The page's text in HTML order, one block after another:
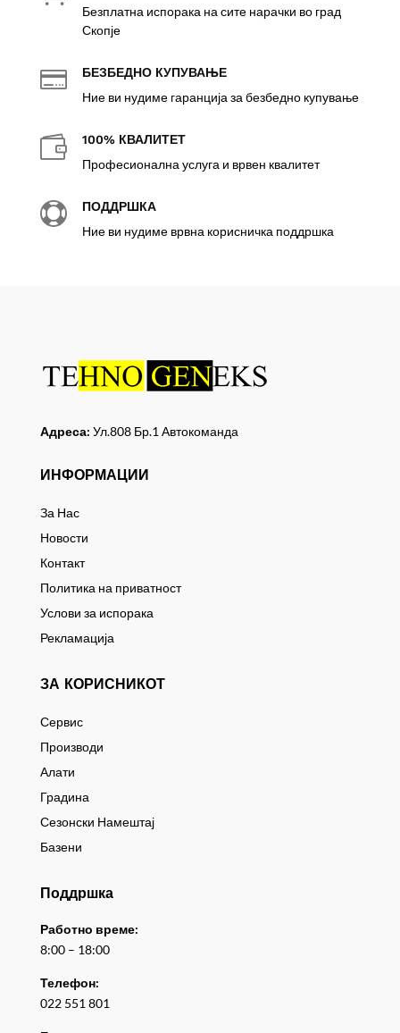
Безплатна испорака на сите нарачки во град
Скопје
 БЕЗБЕДНО КУПУВАЊЕ
Ние ви нудиме гаранција за безбедно купување
 100% КВАЛИТЕТ
Професионална услуга и врвен квалитет
 ПОДДРШКА
Ние ви нудиме врвна корисничка поддршка
Адреса: Ул.808 Бр.1 Автокоманда
ИНФОРМАЦИИ
За Нас
Новости
Контакт
Политика на приватност
Услови за испорака
Рекламација
ЗА КОРИСНИКОТ
Сервис
Производи
Алати
Градина
Сезонски Намештај
Базени
Поддршка
Работно време:
8:00 – 18:00
Телефон:
022 551 801